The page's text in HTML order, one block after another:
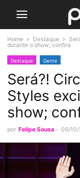
Home Destaque
durante o show; confira
Destaque Gente
Será?!
Styles
show;
por Felipe Sousa - 06/10/